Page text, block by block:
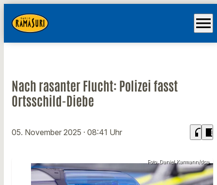
menu
Nach rasanter Flucht: Polizei fasst
Ortsschild-Diebe
05. November 2025 · 08:41 Uhr headphones chrome_reader_mode
Foto: Daniel Karmann/dpa